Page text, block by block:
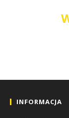
INFORMACJA